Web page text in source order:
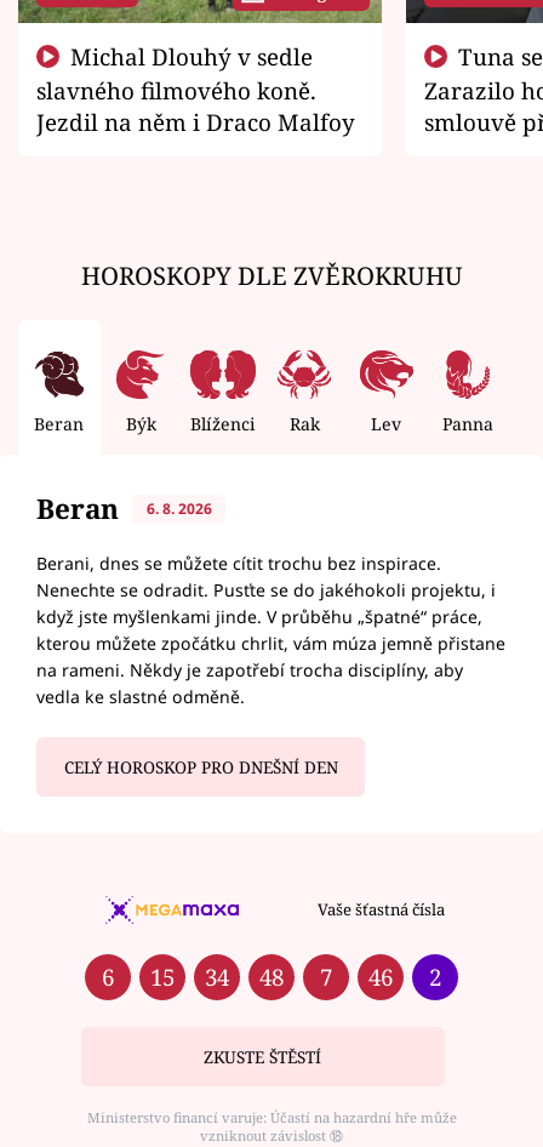
slavného filmového koně.
Jezdil na něm i Draco Malfoy
Zarazilo
smlouvě
HOROSKOPY DLE ZVĚROKRUHU
Beran Býk Blíženci Rak Lev Panna
Beran 6. 8. 2026
Berani, dnes se můžete cítit trochu bez inspirace.
Nenechte se odradit. Pusťte se do jakéhokoli projektu, i
když jste myšlenkami jinde. V průběhu „špatné“ práce,
kterou můžete zpočátku chrlit, vám múza jemně přistane
na rameni. Někdy je zapotřebí trocha disciplíny, aby
vedla ke slastné odměně.
CELÝ HOROSKOP PRO DNEŠNÍ DEN
Vaše šťastná čísla
6 15 34 48 7 46 2
ZKUSTE ŠTĚSTÍ
Ministerstvo financí varuje: Účastí na hazardní hře může
vzniknout závislost ⑱